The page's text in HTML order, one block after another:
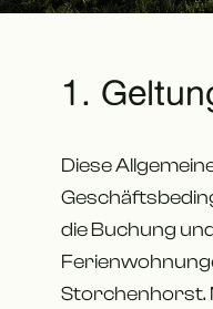
1.
Diese
die Buchung
Storchenhorst.